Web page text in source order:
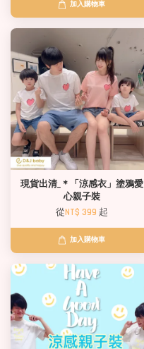
加入購物車
現貨出清_＊「涼感衣」塗鴉愛
心親子裝
從NT$ 399 起
加入購物車